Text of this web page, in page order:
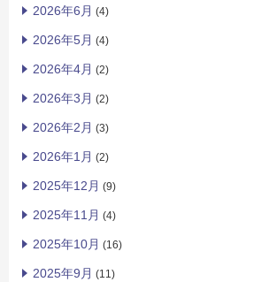
2026年6月 (4)
2026年5月 (4)
2026年4月 (2)
2026年3月 (2)
2026年2月 (3)
2026年1月 (2)
2025年12月 (9)
2025年11月 (4)
2025年10月 (16)
2025年9月 (11)